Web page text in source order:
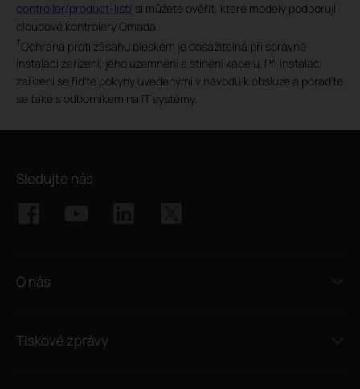
controller/product-list/ si můžete ověřit, které modely podporují
cloudové kontrolery Omada.
†Ochrana proti zásahu bleskem je dosažitelná při správné
instalaci zařízení, jeho uzemnění a stínění kabelu. Při instalaci
zařízení se řiďte pokyny uvedenými v návodu k obsluze a poraďte
se také s odborníkem na IT systémy.
Sledujte nás
O nás
Tiskové zprávy